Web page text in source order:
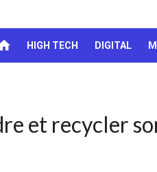
HIGH TECH DIGITAL
et recycler